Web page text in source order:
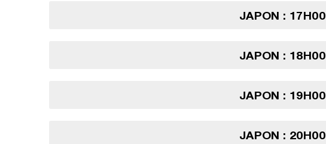
JAPON : 17H00
JAPON : 18H00
JAPON : 19H00
JAPON : 20H00